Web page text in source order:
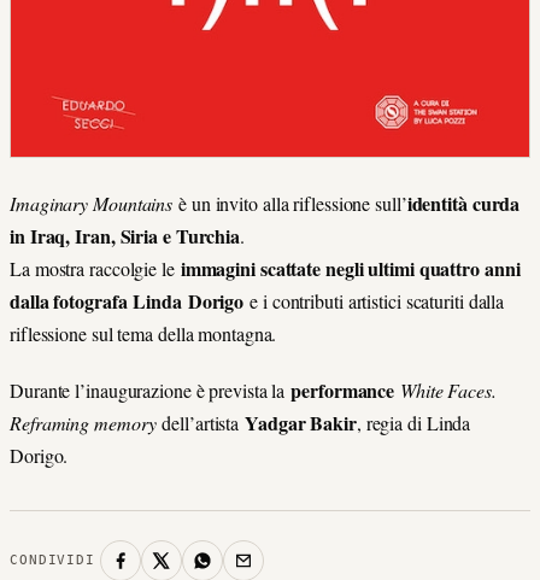
Imaginary Mountains è un invito alla riflessione sull’identità curda
in Iraq, Iran, Siria e Turchia.
La mostra raccolgie le immagini scattate negli ultimi quattro anni
dalla fotografa Linda Dorigo e i contributi artistici scaturiti dalla
riflessione sul tema della montagna.
Durante l’inaugurazione è prevista laperformance White Faces.
Reframing memorydell’artista Yadgar Bakir, regia di Linda
Dorigo.
CONDIVIDI